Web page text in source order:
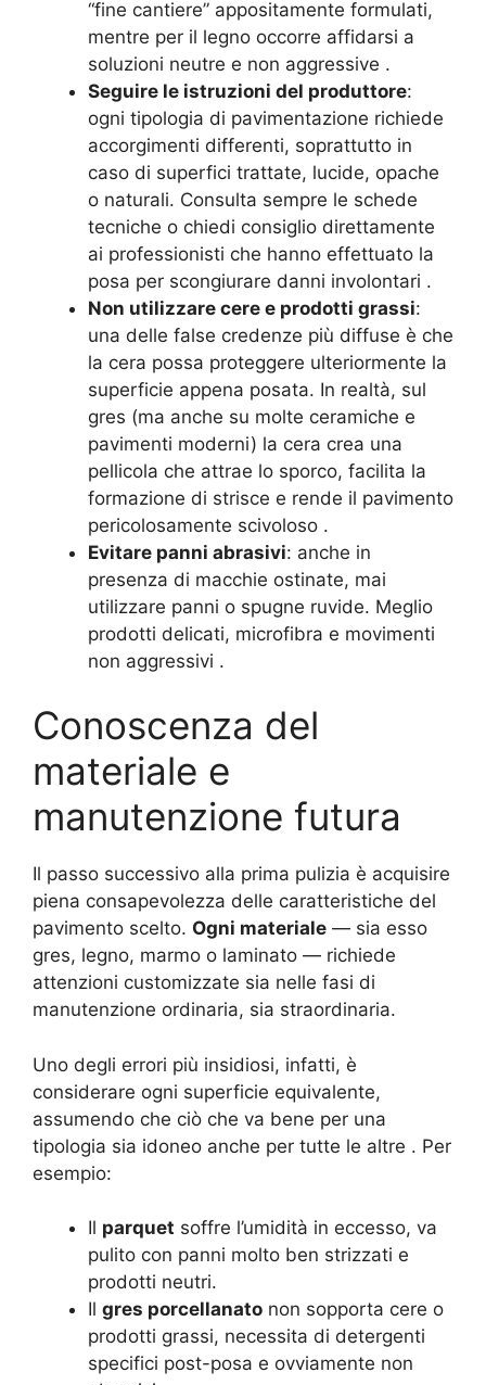
“fine cantiere” appositamente formulati,
mentre per il legno occorre affidarsi a
soluzioni neutre e non aggressive .
Seguire le istruzioni del produttore:
ogni tipologia di pavimentazione richiede
accorgimenti differenti, soprattutto in
caso di superfici trattate, lucide, opache
o naturali. Consulta sempre le schede
tecniche o chiedi consiglio direttamente
ai professionisti che hanno effettuato la
posa per scongiurare danni involontari .
Non utilizzare cere e prodotti grassi:
una delle false credenze più diffuse è che
la cera possa proteggere ulteriormente la
superficie appena posata. In realtà, sul
gres (ma anche su molte ceramiche e
pavimenti moderni) la cera crea una
pellicola che attrae lo sporco, facilita la
formazione di strisce e rende il pavimento
pericolosamente scivoloso .
Evitare panni abrasivi: anche in
presenza di macchie ostinate, mai
utilizzare panni o spugne ruvide. Meglio
prodotti delicati, microfibra e movimenti
non aggressivi .
Conoscenza del
materiale e
manutenzione futura
Il passo successivo alla prima pulizia è acquisire
piena consapevolezza delle caratteristiche del
pavimento scelto. Ogni materiale — sia esso
gres, legno, marmo o laminato — richiede
attenzioni customizzate sia nelle fasi di
manutenzione ordinaria, sia straordinaria.
Uno degli errori più insidiosi, infatti, è
considerare ogni superficie equivalente,
assumendo che ciò che va bene per una
tipologia sia idoneo anche per tutte le altre . Per
esempio:
Il parquet soffre l’umidità in eccesso, va
pulito con panni molto ben strizzati e
prodotti neutri.
Il gres porcellanato non sopporta cere o
prodotti grassi, necessita di detergenti
specifici post-posa e ovviamente non